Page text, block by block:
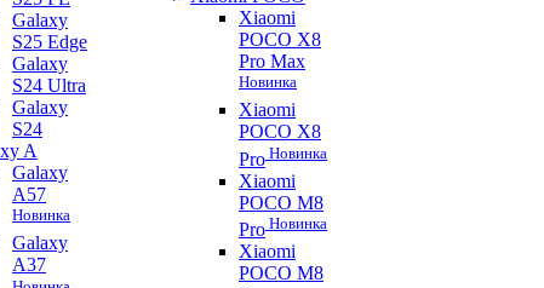
Galaxy
S25 Edge
Galaxy
S24 Ultra
Galaxy
S24
A
Galaxy
A57
Новинка
Galaxy
A37
Xiaomi
POCO X8
Pro Max
Новинка
Xiaomi
POCO X8
Pro Новинка
Xiaomi
POCO M8
Pro Новинка
Xiaomi
POCO M8